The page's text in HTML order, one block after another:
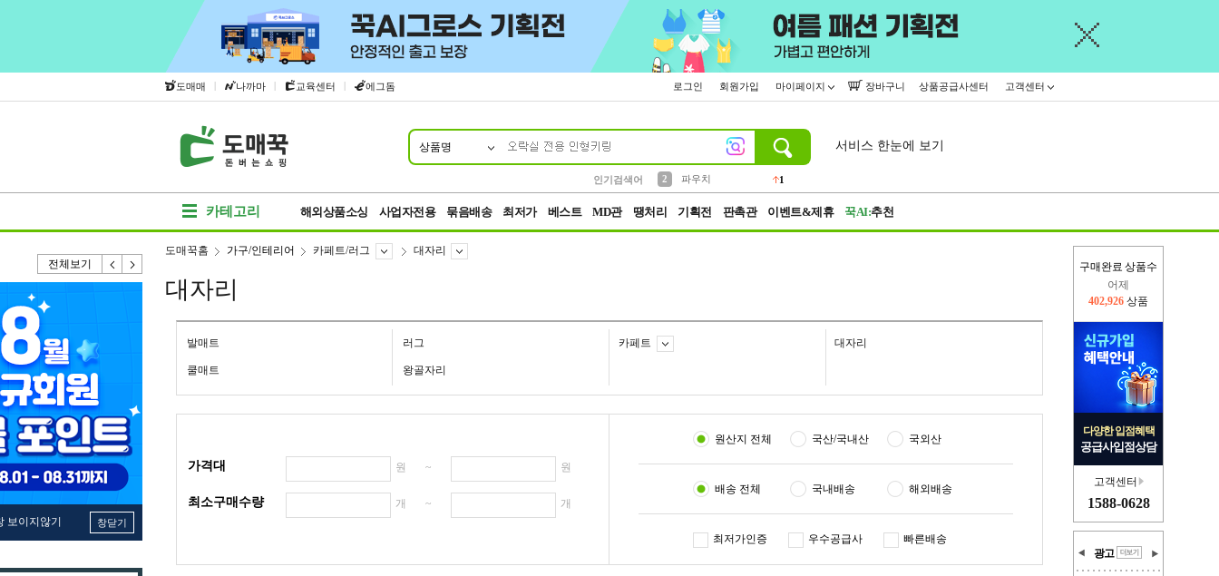
도매매 | 나까마 | 교육센터 | 에그돔 로그인 회원가입 마이페이지 장바구니 상품공급사센터 고객센터
상품명
인기검색어
2
파우치
1
서비스 한눈에 보기
카테고리 해외상품소싱 사업자전용 묶음배송 최저가 베스트 MD관 땡처리 기획전 판촉관 이벤트&제휴 꾹AI:추천
전체보기
보이지않기 창닫기
구매완료 상품수
오늘(현재)
414,610 상품
다양한 입점혜택
공급사입점상담
고객센터
1588-0628
광고
도매꾹홈 가구/인테리어 카페트/러그 대자리
대자리
발매트 러그 카페트 대자리
쿨매트 왕골자리
가격대 원 ~ 원
최소구매수량 개 ~ 개
원산지 전체 국산/국내산 국외산
배송 전체 국내배송 해외배송
최저가인증 우수공급사 빠른배송